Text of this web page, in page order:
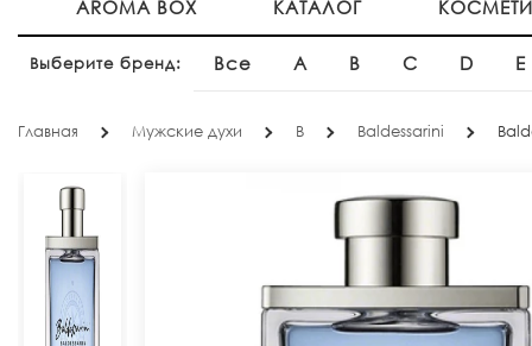
AROMA BOX КАТАЛОГ
Выберите бренд: Все A B C D E
Главная Мужские духи B Baldessarini